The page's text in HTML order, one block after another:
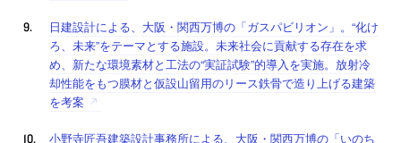
日建設計による、大阪・関西万博の「ガスパビリオン」。“化け
ろ、未来”をテーマとする施設。未来社会に貢献する存在を求
め、新たな環境素材と工法の“実証試験”的導入を実施。放射冷
却性能をもつ膜材と仮設山留用のリース鉄骨で造り上げる建築
を考案
小野寺匠吾建築設計事務所による、大阪・関西万博の「いのち